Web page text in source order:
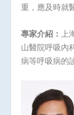
重，應及時就
專家介紹：上
山醫院呼吸內
病等呼吸病的